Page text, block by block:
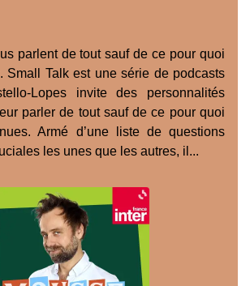
parlent de tout sauf de ce pour quoi
Small Talk est une série de podcasts
Lopes invite des personnalités
parler de tout sauf de ce pour quoi
Armé d’une liste de questions
les unes que les autres, il...